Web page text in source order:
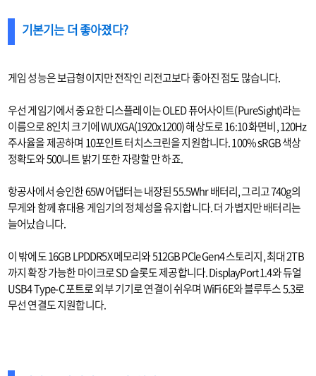
기본기는 더 좋아졌다?
게임 성능은 보급형이지만 전작인 리전고보다 좋아진 점도 많습니다.
우선 게임기에서 중요한 디스플레이는 OLED 퓨어사이트(PureSight)라는
이름으로 8인치 크기에 WUXGA(1920x1200) 해상도로 16:10 화면비, 120Hz
주사율을 제공하며 10포인트 터치스크린을 지원합니다. 100% sRGB 색상
정확도와 500니트 밝기 또한 자랑할 만 하죠.
항공사에서 승인한 65W 어댑터는 내장된 55.5Whr 배터리, 그리고 740g의
무게와 함께 휴대용 게임기의 정체성을 유지합니다. 더 가볍지만 배터리는
늘어났습니다.
이 밖에도 16GB LPDDR5X 메모리와 512GB PCle Gen4 스토리지, 최대 2TB
까지 확장 가능한 마이크로 SD 슬롯도 제공합니다. DisplayPort 1.4와 듀얼
USB4 Type-C 포트로 외부 기기로 연결이 쉬우며 WiFi 6E와 블루투스 5.3로
무선 연결도 지원합니다.